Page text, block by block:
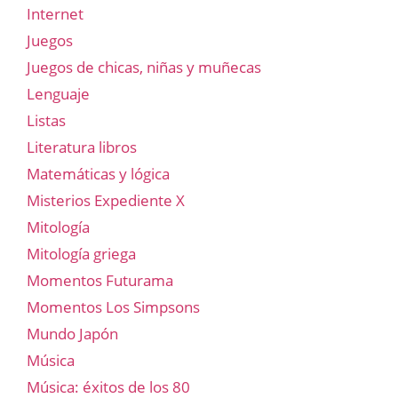
Internet
Juegos
Juegos de chicas, niñas y muñecas
Lenguaje
Listas
Literatura libros
Matemáticas y lógica
Misterios Expediente X
Mitología
Mitología griega
Momentos Futurama
Momentos Los Simpsons
Mundo Japón
Música
Música: éxitos de los 80